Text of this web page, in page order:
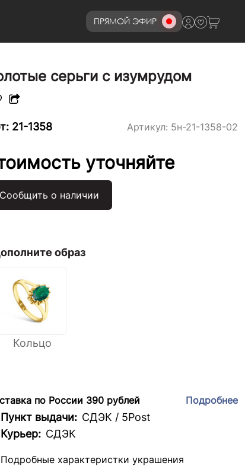
ПРЯМОЙ ЭФИР8 (800)777-72-69
серьги с изумрудом
21-1358 Артикул: 5н-21-1358-02
уточняйте
Сообщить о наличии
образ
Кольцо
по России 390 рублей Подробнее
Пункт выдачи: СДЭК / 5Post
Курьер: СДЭК
Подробные характеристки украшения